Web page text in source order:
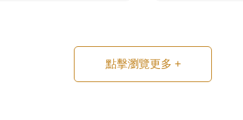
點擊瀏覽更多 +